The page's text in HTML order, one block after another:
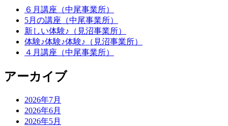
６月講座（中尾事業所）
5月の講座（中尾事業所）
新しい体験♪（見沼事業所）
体験♪体験♪体験♪（見沼事業所）
４月講座（中尾事業所）
アーカイブ
2026年7月
2026年6月
2026年5月